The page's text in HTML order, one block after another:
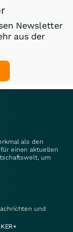
Newsletter
aus der
als den
einen aktuellen
um
und